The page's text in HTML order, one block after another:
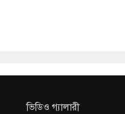
ভিডিও গ্যালারী